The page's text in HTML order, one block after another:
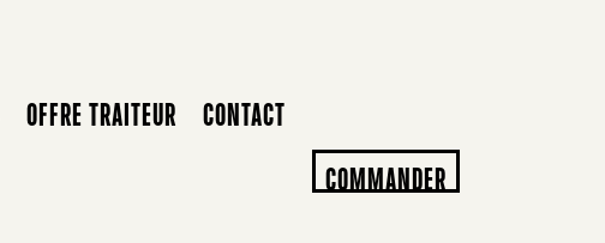
OFFRE TRAITEUR
CONTACT
COMMANDER